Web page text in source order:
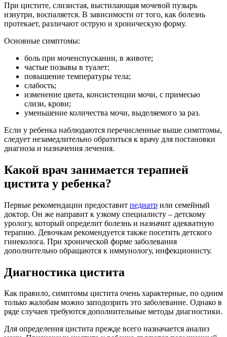
При цистите, слизистая, выстилающая мочевой пузырь
изнутри, воспаляется. В зависимости от того, как болезнь
протекает, различают острую и хроническую форму.
Основные симптомы:
боль при мочеиспускании, в животе;
частые позывы в туалет;
повышение температуры тела;
слабость;
изменение цвета, консистенции мочи, с примесью
слизи, крови;
уменьшение количества мочи, выделяемого за раз.
Если у ребенка наблюдаются перечисленные выше симптомы,
следует незамедлительно обратиться к врачу для постановки
диагноза и назначения лечения.
Какой врач занимается терапией
цистита у ребенка?
Первые рекомендации предоставит педиатр или семейный
доктор. Он же направит к узкому специалисту – детскому
урологу, который определит болезнь и назначит адекватную
терапию. Девочкам рекомендуется также посетить детского
гинеколога. При хронической форме заболевания
дополнительно обращаются к иммунологу, инфекционисту.
Диагностика цистита
Как правило, симптомы цистита очень характерные, по одним
только жалобам можно заподозрить это заболевание. Однако в
ряде случаев требуются дополнительные методы диагностики.
Для определения цистита прежде всего назначается анализ